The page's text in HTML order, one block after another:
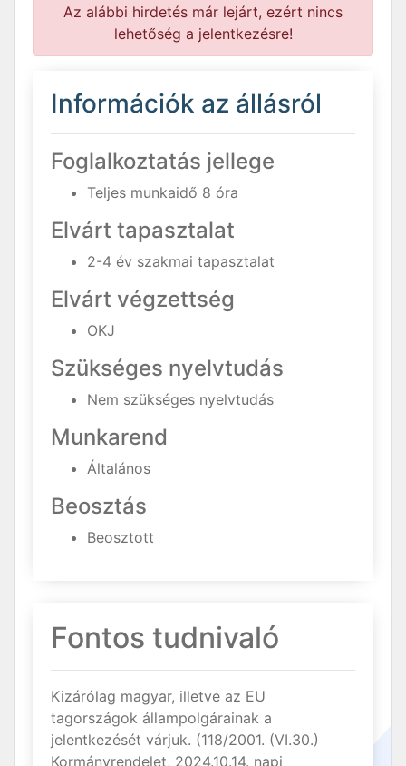
Az alábbi hirdetés már lejárt, ezért nincs
lehetőség a jelentkezésre!
Információk az állásról
Foglalkoztatás jellege
Teljes munkaidő 8 óra
Elvárt tapasztalat
2-4 év szakmai tapasztalat
Elvárt végzettség
OKJ
Szükséges nyelvtudás
Nem szükséges nyelvtudás
Munkarend
Általános
Beosztás
Beosztott
Fontos tudnivaló
Kizárólag magyar, illetve az EU
tagországok állampolgárainak a
jelentkezését várjuk. (118/2001. (VI.30.)
Kormányrendelet, 2024.10.14. napi